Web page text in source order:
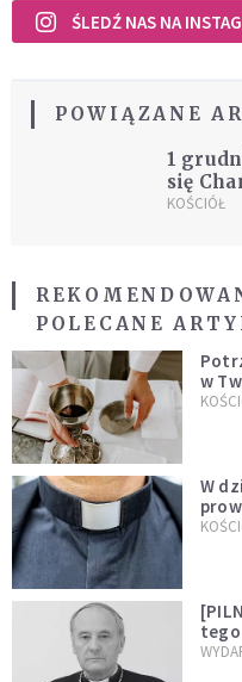
ŚLEDŹ NAS NA
POWIĄZANE
1
się
KOŚCIÓŁ
POLECANE
w
W
tego